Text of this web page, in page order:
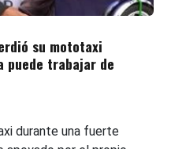
su mototaxi
puede trabajar de
durante una fuerte